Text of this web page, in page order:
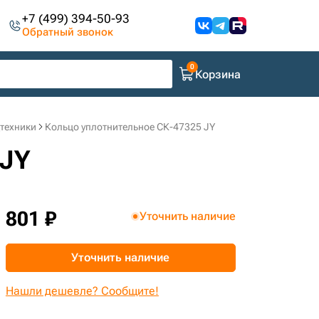
+7 (499) 394-50-93
Обратный звонок
Корзина
Кольцо уплотнительное СК-47325 JY
801 ₽ Уточнить наличие
Уточнить наличие
Нашли дешевле? Сообщите!